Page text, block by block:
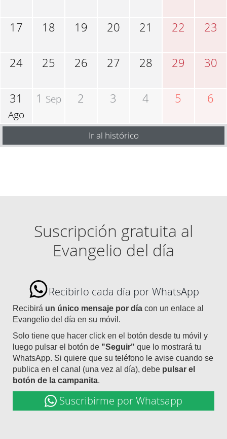
17 18 19 20 21 22 23
24 25 26 27 28 29 30
31
Ago
1 Sep 2 3 4 5 6
Ir al histórico
Suscripción gratuita al
Evangelio del día
Recibirlo cada día por WhatsApp
Recibirá un único mensaje por día con un enlace al
Evangelio del día en su móvil.
Solo tiene que hacer click en el botón desde tu móvil y
luego pulsar el botón de "Seguir" que lo mostrará tu
WhatsApp. Si quiere que su teléfono le avise cuando se
publica en el canal (una vez al día), debe pulsar el
botón de la campanita.
Suscribirme por Whatsapp